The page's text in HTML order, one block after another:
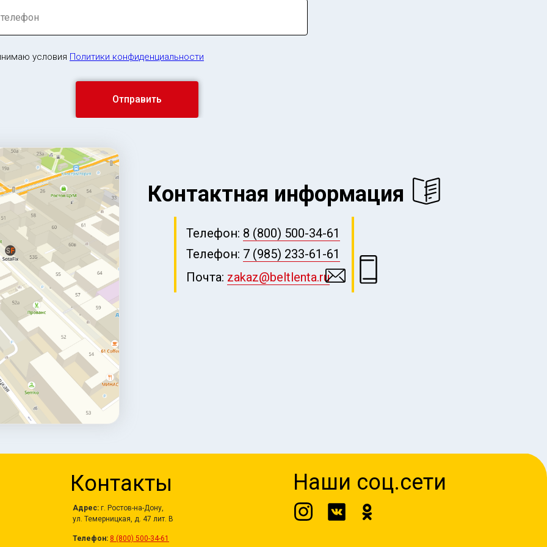
условия Политики конфиденциальности
Отправить
Контактная информация
Телефон: 8 (800) 500-34-61
Почта: zakaz@beltlenta.ru
Телефон: 7 (985) 233-61-61
Контакты Наши соц.сети
Адрес: г. Ростов-на-Дону,
ул. Темерницкая, д. 47 лит. В
Телефон: 8 (800) 500-34-61